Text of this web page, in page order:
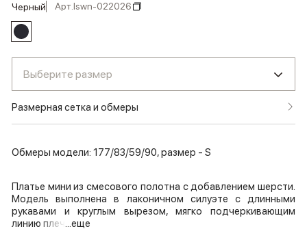
черный Арт.lswn-022026
Выберите размер
Размерная сетка и обмеры
Обмеры модели: 177/83/59/90, размер - S
Платье мини из смесового полотна с добавлением шерсти.
Модель выполнена в лаконичном силуэте с длинными
рукавами и круглым вырезом, мягко подчеркивающим
линию плеч ...еще